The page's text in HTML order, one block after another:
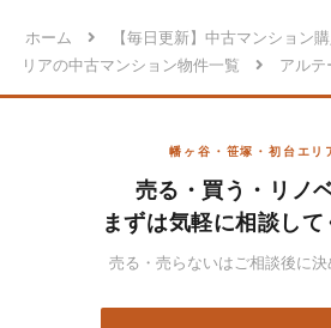
ホーム 【毎日更新】中古マンション
リアの中古マンション物件一覧
アルテ
幡ヶ谷・笹塚・初台エリ
売る・買う・リノ
まずは気軽に相談して
売る・売らないはご相談後に決